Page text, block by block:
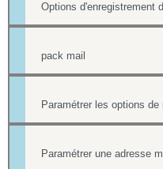
Options d'enregistrement
pack mail